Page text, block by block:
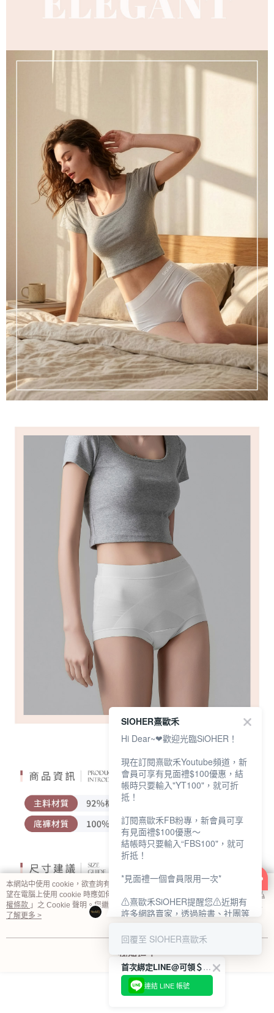
本網站中使用 cookie，欲查詢有關本網站使用 cookie 方式之詳情，及若您不希
望在電腦上使用 cookie 時應如何變更電腦的 cookie 設定，請參閱本網站「
隱私
權條款 」之 Cookie 聲明。您繼續使用本網站即表示您同意本公司得按本網站使
用條款之 Cookie 聲明使用 cookie。
了解更多 >
我知道了
首次綁定LINE@可領＄100折扣優惠
連結 LINE 帳號
SIOHER熹歐禾
Hi Dear~❤歡迎光臨SiOHER！
現在訂閱熹歐禾Youtube頻道，新
會員可享有見面禮$100優惠，結
帳時只要輸入"YT100"，就可折
抵！
訂閱熹歐禾FB粉專，新會員可享
有見面禮$100優惠～
結帳時只要輸入“FBS100"，就可
折抵！
*見面禮一個會員限用一次*
⚠熹歐禾SiOHER提醒您⚠近期有
許多網路賣家，透過臉書、社團等
SiOHER』品牌授權、或有內部管
消費者上當及受害。
如有疑慮請至官網先訂單查尋如
〝TM / TS / TG〞開頭,都是我們
回覆至 SIOHER熹歐禾